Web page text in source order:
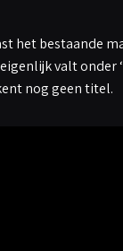
het bestaande
valt onder
nog geen titel.